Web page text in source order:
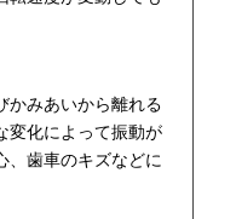
みあいから離れる
変化によって振動が
、歯車のキズなどに